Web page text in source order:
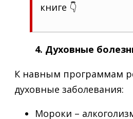
книге 👇
4. Духовные
К навным программам
духовные заболевания:
Мороки –